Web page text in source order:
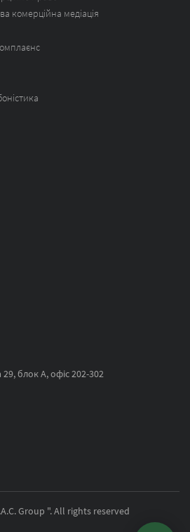
комерційна медіація
блок А, офіс 202-302
Group ". All rights reserved